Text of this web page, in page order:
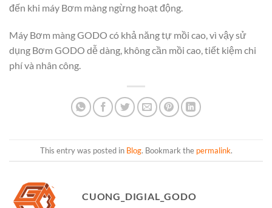
đến khi máy Bơm màng ngừng hoạt động.
Máy Bơm màng GODO có khả năng tự mồi cao, vì vậy sử
dụng Bơm GODO dễ dàng, không cần mồi cao, tiết kiệm chi
phí và nhân công.
This entry was posted in Blog. Bookmark the permalink.
CUONG_DIGIAL_GODO